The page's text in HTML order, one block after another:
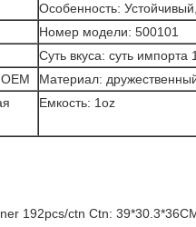
Особенность:
Номер модели: 500101
Суть вкуса: суть импорта
Материал:
Емкость: 1oz
192pcs/ctn Ctn: